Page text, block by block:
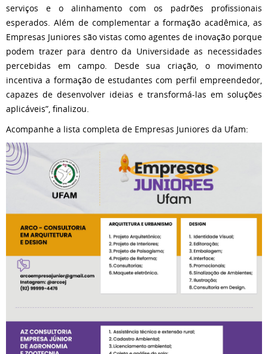
serviços e o alinhamento com os padrões profissionais
esperados. Além de complementar a formação acadêmica, as
Empresas Juniores são vistas como agentes de inovação porque
podem trazer para dentro da Universidade as necessidades
percebidas em campo. Desde sua criação, o movimento
incentiva a formação de estudantes com perfil empreendedor,
capazes de desenvolver ideias e transformá-las em soluções
aplicáveis”, finalizou.
Acompanhe a lista completa de Empresas Juniores da Ufam: